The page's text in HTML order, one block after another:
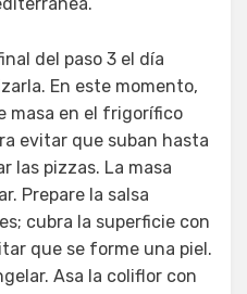
del paso 3 el día
En este momento,
masa en el frigorífico
evitar que suban hasta
las pizzas. La masa
Prepare la salsa
cubra la superficie con
que se forme una piel.
Asa la coliflor con